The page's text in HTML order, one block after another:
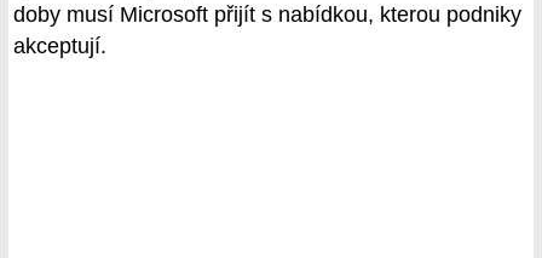
doby musí Microsoft přijít s nabídkou, kterou podniky
akceptují.